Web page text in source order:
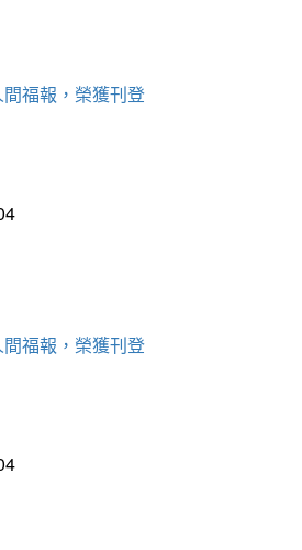
福報，榮獲刊登
福報，榮獲刊登